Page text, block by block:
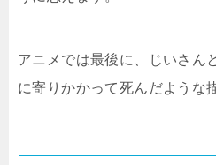
アニメでは最後に、じいさん
に寄りかかって死んだような